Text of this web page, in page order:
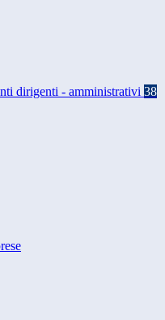
dirigenti - amministrativi 38